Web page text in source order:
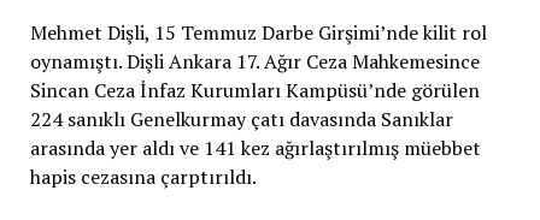
Mehmet Dişli, 15 Temmuz Darbe Girşimi’nde kilit rol
oynamıştı. Dişli Ankara 17. Ağır Ceza Mahkemesince
Sincan Ceza İnfaz Kurumları Kampüsü’nde görülen
224 sanıklı Genelkurmay çatı davasında Sanıklar
arasında yer aldı ve 141 kez ağırlaştırılmış müebbet
hapis cezasına çarptırıldı.